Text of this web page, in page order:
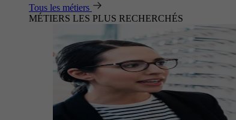
Tous les métiers
MÉTIERS LES PLUS RECHERCHÉS